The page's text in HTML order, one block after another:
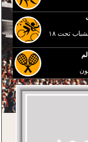
بطولة العالم للشباب تحت ١٨